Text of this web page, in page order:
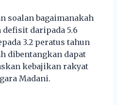
soalan bagaimanakah
daripada 5.6
3.2 peratus tahun
dibentangkan dapat
kebajikan rakyat
Madani.